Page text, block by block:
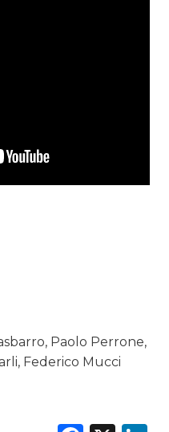
Paolo Perrone,
Federico Mucci